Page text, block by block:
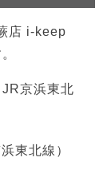
店 i-keep
JR京浜東北
東北線）